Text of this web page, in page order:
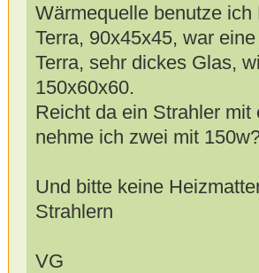
Wärmequelle benutze
Terra, 90x45x45, war
Terra, sehr dickes Glas,
150x60x60.
Reicht da ein Strahler
nehme ich zwei mit
Und bitte keine
Strahlern
VG